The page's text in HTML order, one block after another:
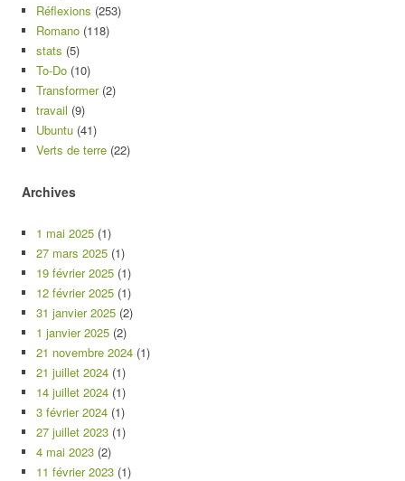
Réflexions (253)
Romano (118)
stats (5)
To-Do (10)
Transformer(2)
travail (9)
Ubuntu (41)
Verts de terre (22)
Archives
1 mai 2025 (1)
27 mars 2025 (1)
19 février 2025 (1)
12 février 2025 (1)
31 janvier 2025 (2)
1 janvier 2025 (2)
21 novembre 2024 (1)
21 juillet 2024 (1)
14 juillet 2024 (1)
3 février 2024 (1)
27 juillet 2023 (1)
4 mai 2023 (2)
11 février 2023 (1)